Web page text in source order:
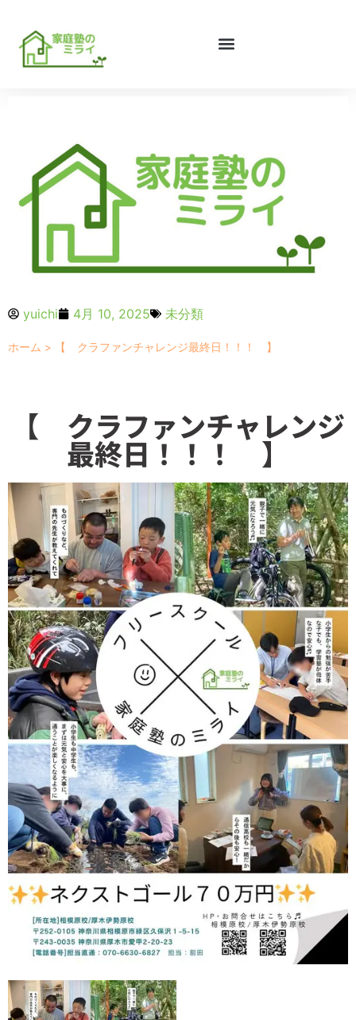
yuichi 4月 10, 2025 未分類
ホーム > 【 クラファンチャレンジ最終日！！！ 】
【 クラファンチャレンジ
最終日！！！ 】